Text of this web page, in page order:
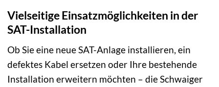
Vielseitige Einsatzmöglichkeiten in der
SAT-Installation
Ob Sie eine neue SAT-Anlage installieren, ein
defektes Kabel ersetzen oder Ihre bestehende
Installation erweitern möchten – die Schwaiger